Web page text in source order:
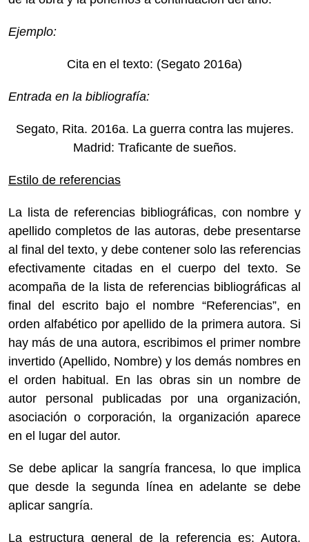
Ejemplo:
Cita en el texto: (Segato 2016a)
Entrada en la bibliografía:
Segato, Rita. 2016a. La guerra contra las mujeres.
Madrid: Traficante de sueños.
Estilo de referencias
La lista de referencias bibliográficas, con nombre y
apellido completos de las autoras, debe presentarse
al final del texto, y debe contener solo las referencias
efectivamente citadas en el cuerpo del texto. Se
acompaña de la lista de referencias bibliográficas al
final del escrito bajo el nombre “Referencias”, en
orden alfabético por apellido de la primera autora. Si
hay más de una autora, escribimos el primer nombre
invertido (Apellido, Nombre) y los demás nombres en
el orden habitual. En las obras sin un nombre de
autor personal publicadas por una organización,
asociación o corporación, la organización aparece
en el lugar del autor.
Se debe aplicar la sangría francesa, lo que implica
que desde la segunda línea en adelante se debe
aplicar sangría.
La estructura general de la referencia es: Autora.